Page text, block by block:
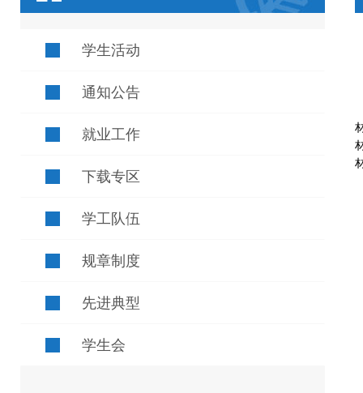
学生活动
通知公告
就业工作
下载专区
学工队伍
规章制度
先进典型
学生会